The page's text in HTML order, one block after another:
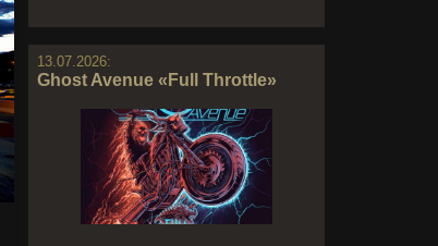
13.07.2026:
Ghost Avenue «Full Throttle»